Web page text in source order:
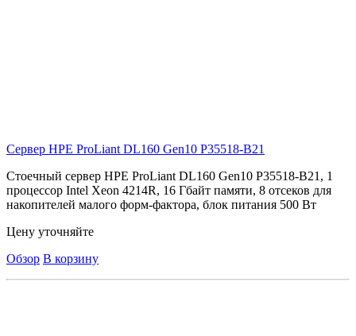
Сервер HPE ProLiant DL160 Gen10 P35518-B21
Стоечный сервер HPE ProLiant DL160 Gen10 P35518-B21, 1
процессор Intel Xeon 4214R, 16 Гбайт памяти, 8 отсеков для
накопителей малого форм-фактора, блок питания 500 Вт
Цену уточняйте
Обзор В корзину